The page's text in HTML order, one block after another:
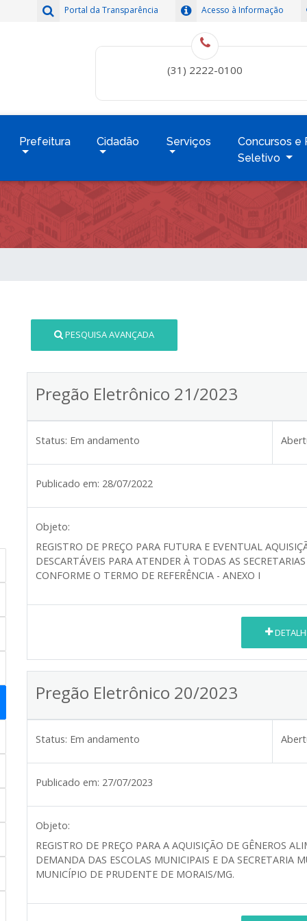
Acesso à Informação
Portal da Transparência
(31) 2222-0100
Prefeitura Cidadão Serviços
Concursos e
Seletivo
PESQUISA AVANÇADA
Pregão Eletrônico 21/2023
Status: Em andamento
Publicado em: 28/07/2022
Objeto:
REGISTRO DE PREÇO PARA FUTURA E EVENTUAL
DESCARTÁVEIS PARA ATENDER À TODAS AS
CONFORME O TERMO DE REFERÊNCIA - ANEXO I
Pregão Eletrônico 20/2023
Status: Em andamento
Publicado em: 27/07/2023
Objeto:
REGISTRO DE PREÇO PARA A AQUISIÇÃO DE GÊNEROS
DEMANDA DAS ESCOLAS MUNICIPAIS E DA SECRETARIA
MUNICÍPIO DE PRUDENTE DE MORAIS/MG.